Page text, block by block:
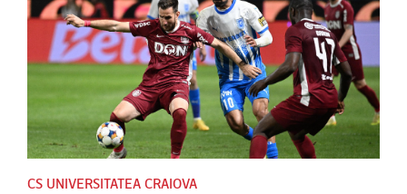
CS UNIVERSITATEA CRAIOVA